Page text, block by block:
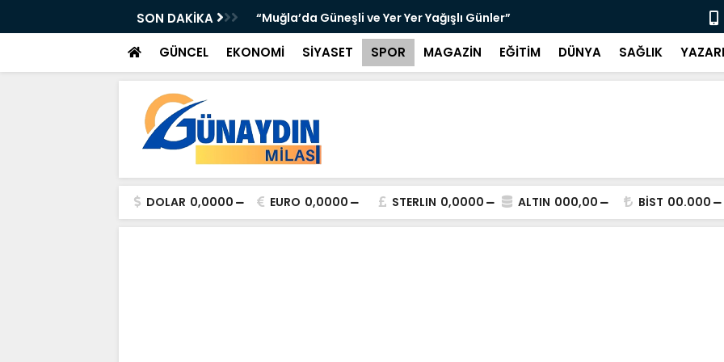
SON DAKİKA
ATTI: TORUNOĞULLARI VE OLTULU BİR “Muğla’da Güneşli ve Yer Yer Yağışlı Günler” “Sosyolog
GÜNCEL EKONOMİ SİYASET SPOR MAGAZİN EĞİTİM DÜNYA SAĞLIK
DOLAR 0,0000 EURO 0,0000 STERLIN 0,0000 ALTIN 000,00 BİST 00.000